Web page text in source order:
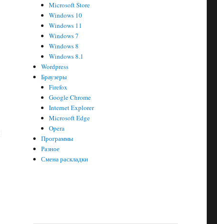
Microsoft Store
Windows 10
Windows 11
Windows 7
Windows 8
Windows 8.1
Wordpress
Браузеры
Firefox
Google Chrome
Internet Explorer
Microsoft Edge
Opera
Программы
Разное
Смена раскладки